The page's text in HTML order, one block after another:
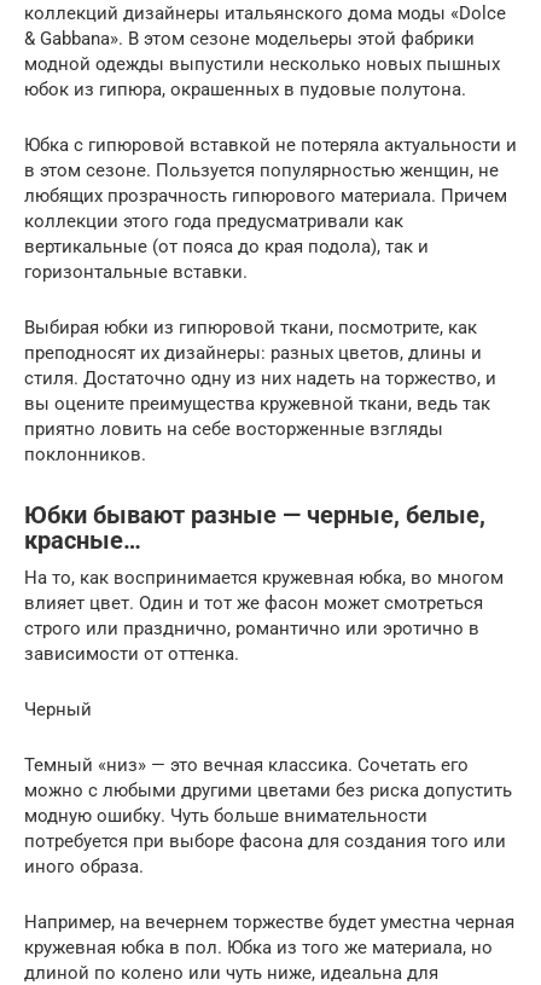
коллекций дизайнеры итальянского дома моды «Dolce
& Gabbana». В этом сезоне модельеры этой фабрики
модной одежды выпустили несколько новых пышных
юбок из гипюра, окрашенных в пудовые полутона.
Юбка с гипюровой вставкой не потеряла актуальности и
в этом сезоне. Пользуется популярностью женщин, не
любящих прозрачность гипюрового материала. Причем
коллекции этого года предусматривали как
вертикальные (от пояса до края подола), так и
горизонтальные вставки.
Выбирая юбки из гипюровой ткани, посмотрите, как
преподносят их дизайнеры: разных цветов, длины и
стиля. Достаточно одну из них надеть на торжество, и
вы оцените преимущества кружевной ткани, ведь так
приятно ловить на себе восторженные взгляды
поклонников.
Юбки бывают разные — черные, белые,
красные…
На то, как воспринимается кружевная юбка, во многом
влияет цвет. Один и тот же фасон может смотреться
строго или празднично, романтично или эротично в
зависимости от оттенка.
Черный
Темный «низ» — это вечная классика. Сочетать его
можно с любыми другими цветами без риска допустить
модную ошибку. Чуть больше внимательности
потребуется при выборе фасона для создания того или
иного образа.
Например, на вечернем торжестве будет уместна черная
кружевная юбка в пол. Юбка из того же материала, но
длиной по колено или чуть ниже, идеальна для